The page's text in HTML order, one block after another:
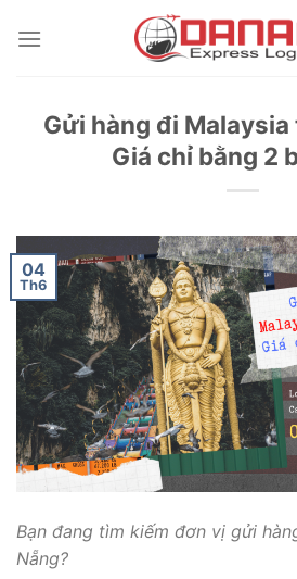
Gửi hàng đi Malaysia
Giá chỉ bằng 2
04
Th6
Bạn đang tìm kiếm đơn vị gửi
Nẵng?